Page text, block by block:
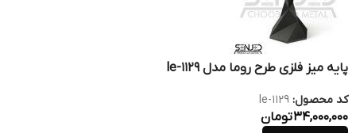
پایه میز فلزی طرح روما مدل le-1129
کد محصول: le-1129
34,000,000تومان